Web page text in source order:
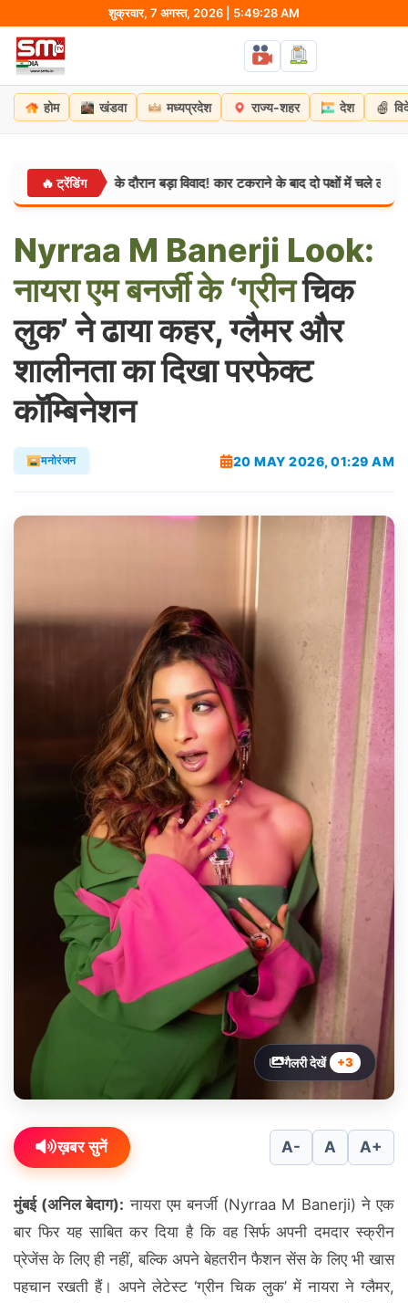
content
शुक्रवार, 7 अगस्त, 2026 | 5:49:29 AM
होम खंडवा मध्यप्रदेश राज्य-शहर देश
🔥 ट्रेंडिंग
यात्रा के दौरान बड़ा विवाद! कार टकराने के बाद दो पक्षों में चले लाठी-सरिए, एक
Nyrraa M Banerji Look:
नायराएमबनर्जीके ‘ग्रीनचिक
लुक’ ने ढाया कहर, ग्लैमर और
शालीनता का दिखा परफेक्ट
कॉम्बिनेशन
मनोरंजन 20 MAY 2026, 01:29 AM
गैलरी देखें +3
ख़बर सुनें A- A A+
मुंबई (अनिल बेदाग): नायरा एम बनर्जी (Nyrraa M Banerji) ने एक
बार फिर यह साबित कर दिया है कि वह सिर्फ अपनी दमदार स्क्रीन
प्रेजेंस के लिए ही नहीं, बल्कि अपने बेहतरीन फैशन सेंस के लिए भी खास
पहचान रखती हैं। अपने लेटेस्ट ‘ग्रीन चिक लुक’ में नायरा ने ग्लैमर,